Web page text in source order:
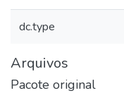
dc.type
Arquivos
Pacote original